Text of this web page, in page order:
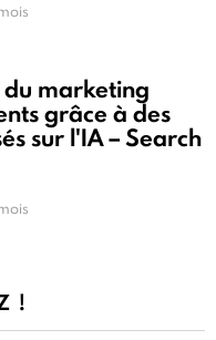
du marketing
grâce à des
sur l'IA – Search
!